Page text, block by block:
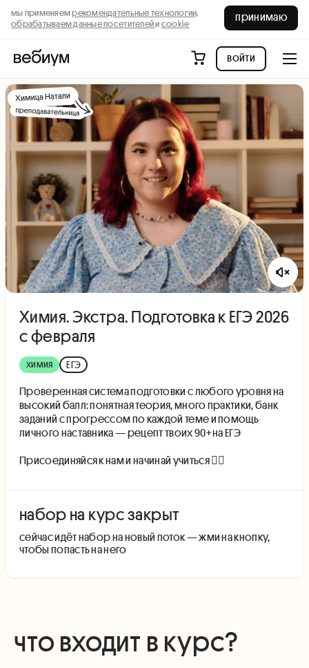
мы применяемрекомендательные технологии,
обрабатываем данные посетителейи cookie
принимаю
войти
Химия. Экстра. Подготовка к ЕГЭ 2026
с февраля
химия ЕГЭ
Проверенная система подготовки с любого уровня на
высокий балл: понятная теория, много практики, банк
заданий с прогрессом по каждой теме и помощь
личного наставника — рецепт твоих 90+ на ЕГЭ
Присоединяйся к нам и начинай учиться 👇🏻
набор на курс закрыт
cейчас идёт набор на новый поток — жми на кнопку,
чтобы попасть на него
что входит в курс?